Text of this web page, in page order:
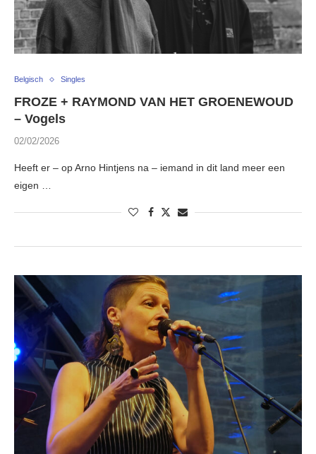
Belgisch Singles
FROZE + RAYMOND VAN HET GROENEWOUD
– Vogels
02/02/2026
Heeft er – op Arno Hintjens na – iemand in dit land meer een
eigen …